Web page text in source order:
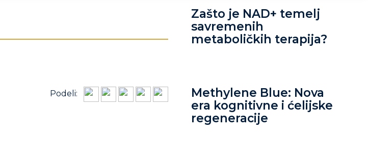
Podeli:
Zašto je NAD+ temelj
savremenih
metaboličkih terapija?
Methylene Blue: Nova
era kognitivne i ćelijske
regeneracije